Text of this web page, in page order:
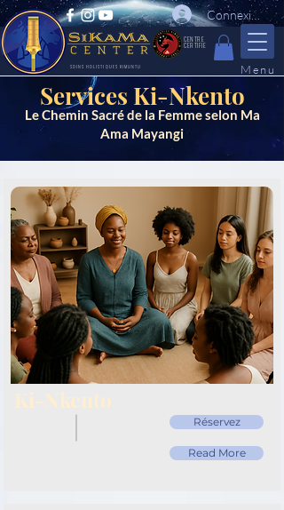
Connexion
Menu
CENTRE
CERTIFIE
SOINS HOLISTIQUES KIMUNTU
Services Ki-Nkento
Le Chemin Sacré de la Femme selon Ma
Ama Mayangi
Ki-Nkento
Réservez
Read More